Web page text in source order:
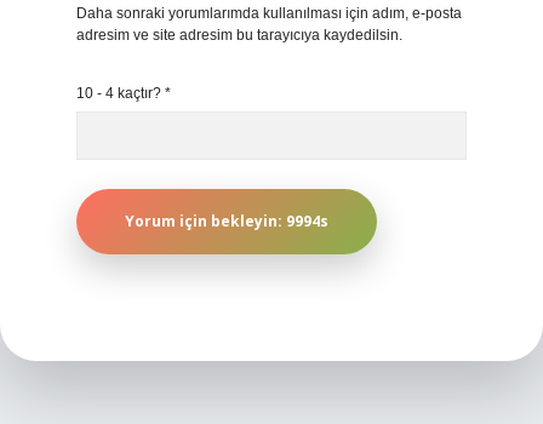
Daha sonraki yorumlarımda kullanılması için adım, e-posta
adresim ve site adresim bu tarayıcıya kaydedilsin.
10 - 4 kaçtır? *